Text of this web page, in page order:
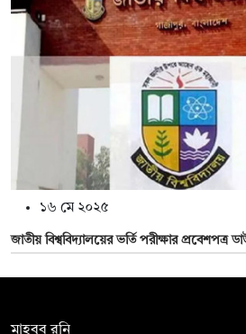
১৬ মে ২০২৫
জাতীয় বিশ্ববিদ্যালয়ের ভর্তি পরীক্ষার
মাহবুব রনি